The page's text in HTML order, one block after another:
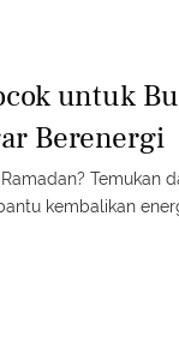
untuk
Berenergi
Temukan
kembalikan